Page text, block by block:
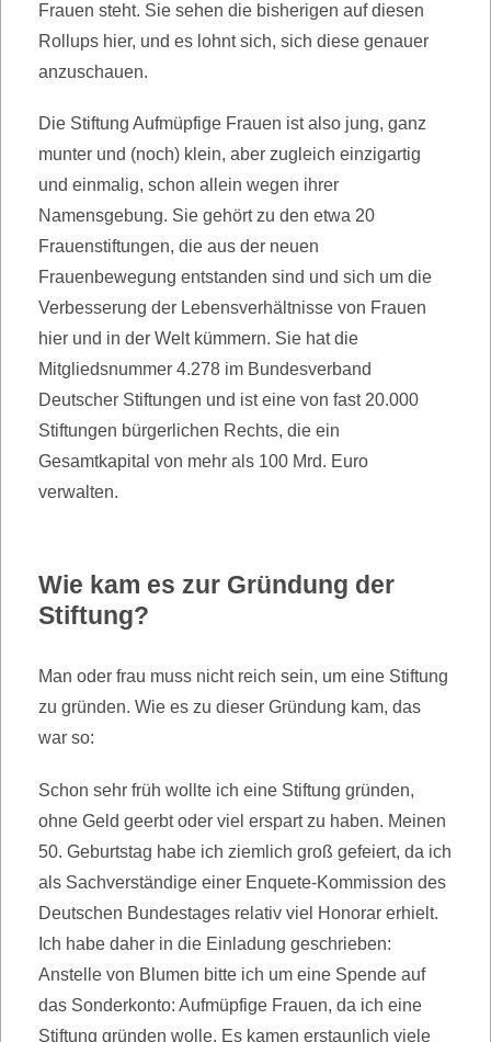
Frauen steht. Sie sehen die bisherigen auf diesen
Rollups hier, und es lohnt sich, sich diese genauer
anzuschauen.
Die Stiftung Aufmüpfige Frauen ist also jung, ganz
munter und (noch) klein, aber zugleich einzigartig
und einmalig, schon allein wegen ihrer
Namensgebung. Sie gehört zu den etwa 20
Frauenstiftungen, die aus der neuen
Frauenbewegung entstanden sind und sich um die
Verbesserung der Lebensverhältnisse von Frauen
hier und in der Welt kümmern. Sie hat die
Mitgliedsnummer 4.278 im Bundesverband
Deutscher Stiftungen und ist eine von fast 20.000
Stiftungen bürgerlichen Rechts, die ein
Gesamtkapital von mehr als 100 Mrd. Euro
verwalten.
Wie kam es zur Gründung der
Stiftung?
Man oder frau muss nicht reich sein, um eine Stiftung
zu gründen. Wie es zu dieser Gründung kam, das
war so:
Schon sehr früh wollte ich eine Stiftung gründen,
ohne Geld geerbt oder viel erspart zu haben. Meinen
50. Geburtstag habe ich ziemlich groß gefeiert, da ich
als Sachverständige einer Enquete-Kommission des
Deutschen Bundestages relativ viel Honorar erhielt.
Ich habe daher in die Einladung geschrieben:
Anstelle von Blumen bitte ich um eine Spende auf
das Sonderkonto: Aufmüpfige Frauen, da ich eine
Stiftung gründen wolle. Es kamen erstaunlich viele